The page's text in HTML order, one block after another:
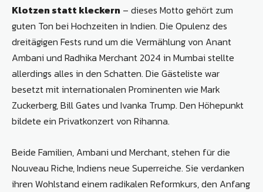
Klotzen statt kleckern – dieses Motto gehört zum
guten Ton bei Hochzeiten in Indien. Die Opulenz des
dreitägigen Fests rund um die Vermählung von Anant
Ambani und Radhika Merchant 2024 in Mumbai stellte
allerdings alles in den Schatten. Die Gästeliste war
besetzt mit interna­tionalen Prominenten wie Mark
Zuckerberg, Bill Gates und Ivanka Trump. Den Höhepunkt
bildete ein Privatkonzert von Rihanna.
Beide Familien, Ambani und Merchant, stehen für die
Nouveau Riche, Indiens neue Superreiche. Sie verdanken
ihren Wohlstand einem radikalen Reformkurs, den Anfang